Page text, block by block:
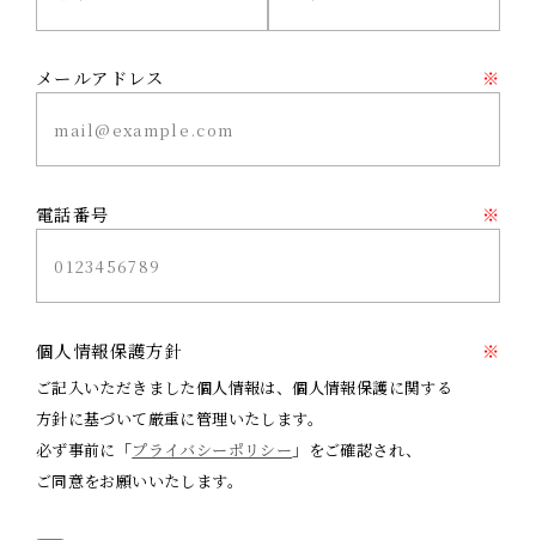
メールアドレス ※
電話番号 ※
個人情報保護方針 ※
ご記入いただきました個人情報は、個人情報保護に関する
方針に基づいて厳重に管理いたします。
必ず事前に「プライバシーポリシー 」をご確認され、
ご同意をお願いいたします。